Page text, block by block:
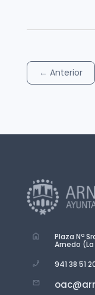
← Anterior
Plaza Nª
Arnedo (La
941 38 51